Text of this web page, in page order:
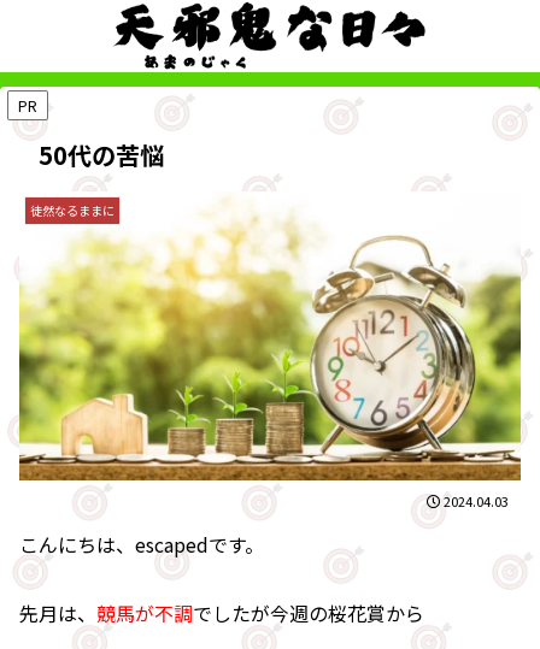
PR
50代の苦悩
徒然なるままに
2024.04.03
こんにちは、escapedです。
先月は、 競馬が不調でしたが今週の桜花賞から